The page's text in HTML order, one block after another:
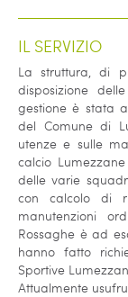
IL SERVIZIO
La struttura, di
disposizione
gestione è stata
del Comune di
utenze e sulle
calcio
delle varie
con calcolo di
manutenzioni
Rossaghe è ad
hanno fatto
Sportive
Attualmente